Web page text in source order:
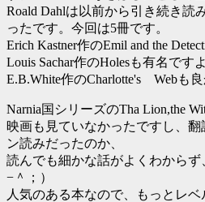
Roald Dahlは以前から引き続き読
ったです。今回は5冊です。
Erich Kastner作のEmil and the
Louis Sachar作のHolesも有名です
E.B.White作のCharlotte's Webも良
Narnia国シリーズのTha Lion,the
映画も見ていなかったですし、
ン読みだったのか、
読んでも細かな話がよくわからず
−＾；）
人気のある本なので、もっとレ